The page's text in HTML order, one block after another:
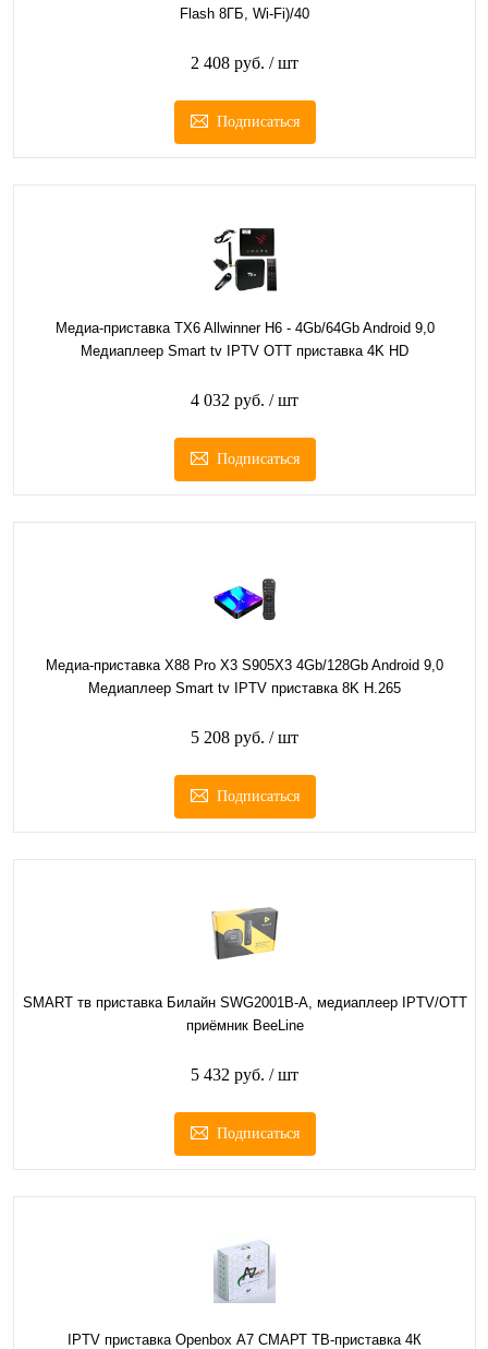
Flash 8ГБ, Wi-Fi)/40
2 408 руб. / шт
Подписаться
Медиа-приставка TX6 Allwinner H6 - 4Gb/64Gb Android 9,0
Медиаплеер Smart tv IPTV OTT приставка 4K HD
4 032 руб. / шт
Подписаться
Медиа-приставка X88 Pro X3 S905X3 4Gb/128Gb Android 9,0
Медиаплеер Smart tv IPTV приставка 8K H.265
5 208 руб. / шт
Подписаться
SMART тв приставка Билайн SWG2001B-A, медиаплеер IPTV/OTT
приёмник BeeLine
5 432 руб. / шт
Подписаться
IPTV приставка Openbox А7 СМАРТ ТВ-приставка 4К